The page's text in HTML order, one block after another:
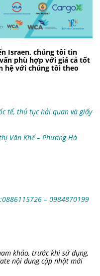
Israen, chúng tôi tin
phù hợp với giá cả tốt
hệ với chúng tôi theo
tế, thủ tục hải quan và giấy
Văn Khê – Phường Hà
– 0984870199
khảo, trước khi sử dụng,
nội dung cập nhật mới